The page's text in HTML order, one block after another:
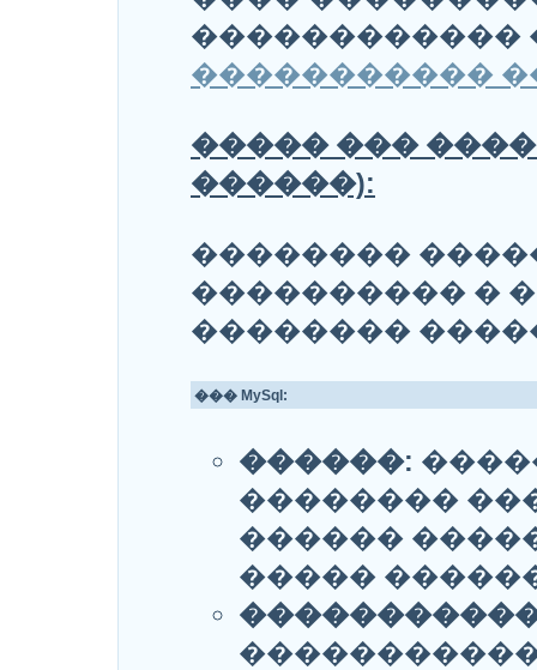
������������
�����������
����� ���
������):
��������
���������� �
��������
��� MySql:
������:
��������
������
����� ������